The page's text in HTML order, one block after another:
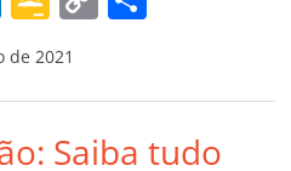
n
k
e
dI
o
o
gl
e
y
Li
p
ar
de 2021
Saiba tudo